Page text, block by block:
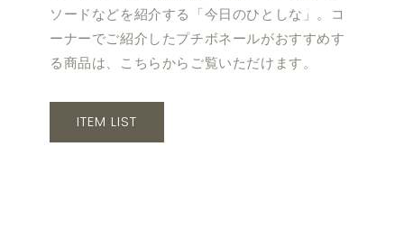
ソードなどを紹介する「今日のひとしな」。コ
ーナーでご紹介したプチボネールがおすすめす
る商品は、こちらからご覧いただけます。
ITEM LIST